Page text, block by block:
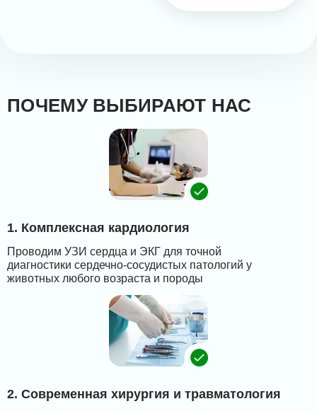
ПОЧЕМУ ВЫБИРАЮТ НАС
1. Комплексная кардиология
Проводим УЗИ сердца и ЭКГ для точной
диагностики сердечно-сосудистых патологий у
животных любого возраста и породы
2. Современная хирургия и травматология